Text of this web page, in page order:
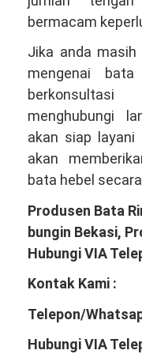
bermacam
Jika anda masih
mengenai
menghubungi
akan siap layani
akan
bata hebel
Produsen Bata
bungin Bekasi,
Hubungi VIA
Kontak Kami :
Telepon/
Hubungi VIA